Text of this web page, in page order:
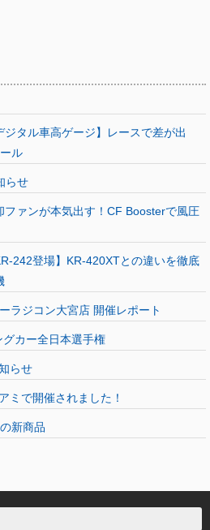
タル車高ゲージ】レースで差が出
ル
らせ
ファンが本気出す！CF Boosterで風圧
242登場】KR-420XTとの違いを徹底
ラジコン大宮店 開催レポート
カー全日本選手権
らせ
ミで開催されました！
新商品